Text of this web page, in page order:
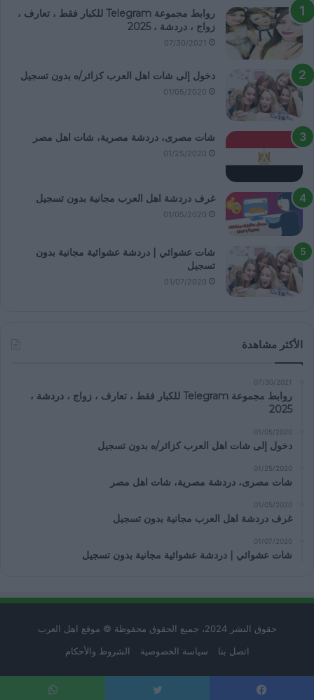
روابط مجموعة Telegram للكبار فقط ، تعارف ،
زواج ، دردشة ، 2025
07/30/2021
دخول إلى شات اهل العرب كزائر/ه بدون تسجيل
01/05/2020
شات مصرى، دردشة مصرية، شات اهل مصر
01/25/2020
غرف دردشة اهل العرب مجانية بدون تسجيل
01/05/2020
شات عشوائي | دردشة عشوائية مجانية بدون
تسجيل
01/07/2020
الأكثر مشاهدة
07/30/2021
روابط مجموعة Telegram للكبار فقط ، تعارف ، زواج ، دردشة ،
2025
01/05/2020
دخول إلى شات اهل العرب كزائر/ه بدون تسجيل
01/25/2020
شات مصرى، دردشة مصرية، شات اهل مصر
01/05/2020
غرف دردشة اهل العرب مجانية بدون تسجيل
01/07/2020
شات عشوائي | دردشة عشوائية مجانية بدون تسجيل
حقوق النشر 2024، جميع الحقوق محفوظة © موقع اهل العرب
اتصل بنا
سياسة الخصوصية الشروط والأحكام